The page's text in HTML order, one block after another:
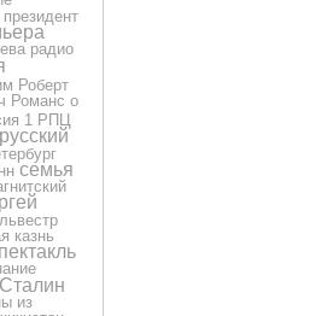
президент
радио
Роберт
Романс о
1 РПЦ
русский
семья
казнь
Сталин
из